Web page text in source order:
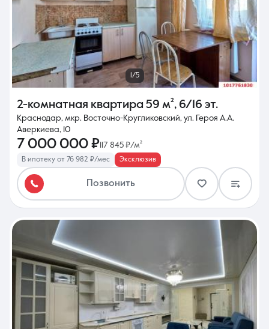
1/5
2-комнатная квартира 59 м², 6/16 эт.
Краснодар, мкр. Восточно-Кругликовский, ул. Героя А.А.
Аверкиева, 10
7 000 000 ₽117 845 ₽/м²
В ипотеку от 76 982 ₽/мес Эксклюзив
Позвонить